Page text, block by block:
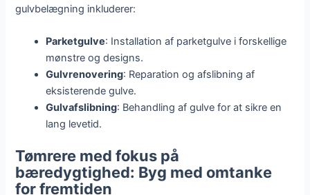
gulvbelægning inkluderer:
Parketgulve: Installation af parketgulve i forskellige
mønstre og designs.
Gulvrenovering: Reparation og afslibning af
eksisterende gulve.
Gulvafslibning: Behandling af gulve for at sikre en
lang levetid.
Tømrere med fokus på
bæredygtighed: Byg med omtanke
for fremtiden